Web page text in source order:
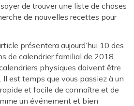
de trouver une liste de choses
de nouvelles recettes pour
présentera aujourd’hui 10 des
de calendrier familial de 2018.
physiques doivent être
est temps que vous passiez à un
et facile de connaître et de
un événement et bien